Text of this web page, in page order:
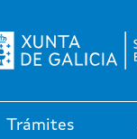
Trámites